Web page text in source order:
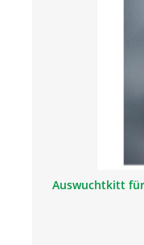
Auswuchtkitt